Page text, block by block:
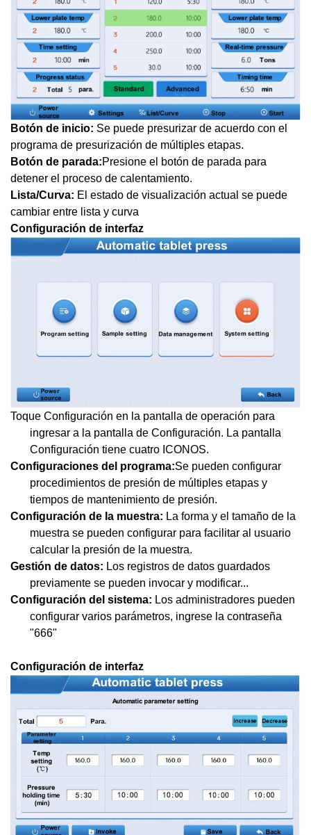
Botón de inicio: Se puede presurizar de acuerdo con el
programa de presurización de múltiples etapas.
Botón de parada:Presione el botón de parada para
detener el proceso de calentamiento.
Lista/Curva: El estado de visualización actual se puede
cambiar entre lista y curva
Configuración de interfaz
Toque Configuración en la pantalla de operación para
ingresar a la pantalla de Configuración. La pantalla
Configuración tiene cuatro ICONOS.
Configuraciones del programa:Se pueden configurar
procedimientos de presión de múltiples etapas y
tiempos de mantenimiento de presión.
Configuración de la muestra: La forma y el tamaño de la
muestra se pueden configurar para facilitar al usuario
calcular la presión de la muestra.
Gestión de datos: Los registros de datos guardados
previamente se pueden invocar y modificar...
Configuración del sistema: Los administradores pueden
configurar varios parámetros, ingrese la contraseña
"666"
Configuración de interfaz